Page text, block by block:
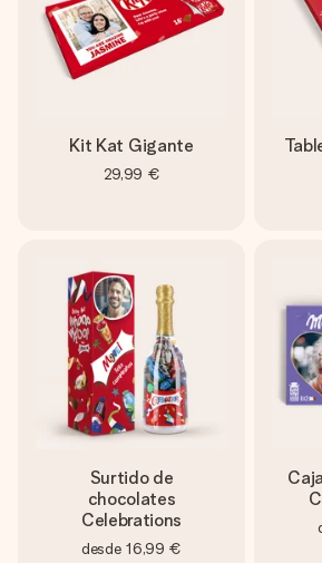
Kit Kat Gigante
29,99 €
Surtido de
chocolates
Celebrations
desde 16,99 €